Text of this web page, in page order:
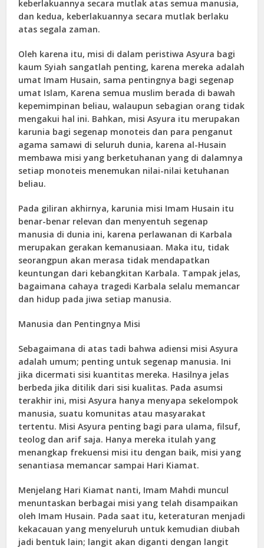
keberlakuannya secara mutlak atas semua manusia,
dan kedua, keberlakuannya secara mutlak berlaku
atas segala zaman.
Oleh karena itu, misi di dalam peristiwa Asyura bagi
kaum Syiah sangatlah penting, karena mereka adalah
umat Imam Husain, sama pentingnya bagi segenap
umat Islam, Karena semua muslim berada di bawah
kepemimpinan beliau, walaupun sebagian orang tidak
mengakui hal ini. Bahkan, misi Asyura itu merupakan
karunia bagi segenap monoteis dan para penganut
agama samawi di seluruh dunia, karena al-Husain
membawa misi yang berketuhanan yang di dalamnya
setiap monoteis menemukan nilai-nilai ketuhanan
beliau.
Pada giliran akhirnya, karunia misi Imam Husain itu
benar-benar relevan dan menyentuh segenap
manusia di dunia ini, karena perlawanan di Karbala
merupakan gerakan kemanusiaan. Maka itu, tidak
seorangpun akan merasa tidak mendapatkan
keuntungan dari kebangkitan Karbala. Tampak jelas,
bagaimana cahaya tragedi Karbala selalu memancar
dan hidup pada jiwa setiap manusia.
Manusia dan Pentingnya Misi
Sebagaimana di atas tadi bahwa adiensi misi Asyura
adalah umum; penting untuk segenap manusia. Ini
jika dicermati sisi kuantitas mereka. Hasilnya jelas
berbeda jika ditilik dari sisi kualitas. Pada asumsi
terakhir ini, misi Asyura hanya menyapa sekelompok
manusia, suatu komunitas atau masyarakat
tertentu. Misi Asyura penting bagi para ulama, filsuf,
teolog dan arif saja. Hanya mereka itulah yang
menangkap frekuensi misi itu dengan baik, misi yang
senantiasa memancar sampai Hari Kiamat.
Menjelang Hari Kiamat nanti, Imam Mahdi muncul
menuntaskan berbagai misi yang telah disampaikan
oleh Imam Husain. Pada saat itu, keteraturan menjadi
kekacauan yang menyeluruh untuk kemudian diubah
jadi bentuk lain; langit akan diganti dengan langit